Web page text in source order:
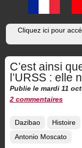
Cliquez ici pour
C’est ainsi
l’URSS : elle
Publie le mardi 11
2 commentaires
Dazibao Histoire
Antonio Moscato